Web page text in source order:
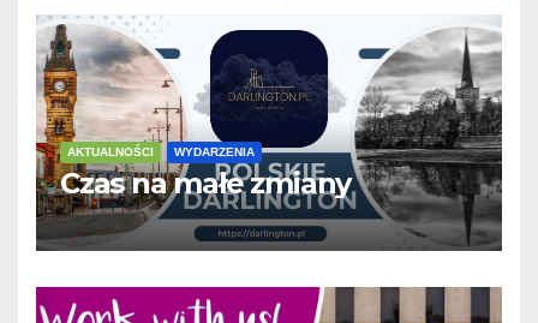
AKTUALNOŚCI WYDARZENIA
Czas na małe zmiany